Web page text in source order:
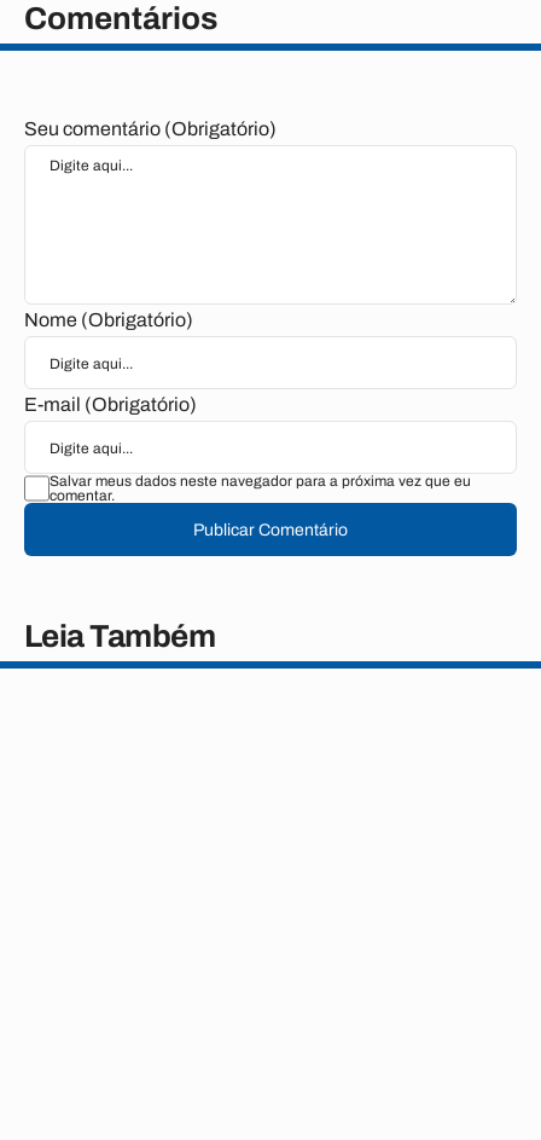
Comentários
Seu comentário (Obrigatório)
Nome (Obrigatório)
E-mail (Obrigatório)
Salvar meus dados neste navegador para a próxima vez que eu
comentar.
Publicar Comentário
Leia Também